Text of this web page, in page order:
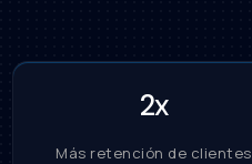
2x
Más retención de clientes